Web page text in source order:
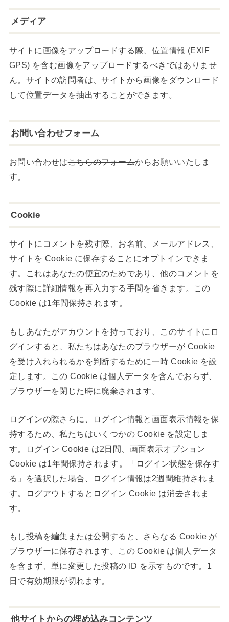
メディア
サイトに画像をアップロードする際、位置情報 (EXIF
GPS) を含む画像をアップロードするべきではありませ
ん。サイトの訪問者は、サイトから画像をダウンロード
して位置データを抽出することができます。
お問い合わせフォーム
お問い合わせはこちらのフォームからお願いいたしま
す。
Cookie
サイトにコメントを残す際、お名前、メールアドレス、
サイトを Cookie に保存することにオプトインできま
す。これはあなたの便宜のためであり、他のコメントを
残す際に詳細情報を再入力する手間を省きます。この
Cookie は1年間保持されます。
もしあなたがアカウントを持っており、このサイトにロ
グインすると、私たちはあなたのブラウザーが Cookie
を受け入れられるかを判断するために一時 Cookie を設
定します。この Cookie は個人データを含んでおらず、
ブラウザーを閉じた時に廃棄されます。
ログインの際さらに、ログイン情報と画面表示情報を保
持するため、私たちはいくつかの Cookie を設定しま
す。ログイン Cookie は2日間、画面表示オプション
Cookie は1年間保持されます。「ログイン状態を保存す
る」を選択した場合、ログイン情報は2週間維持されま
す。ログアウトするとログイン Cookie は消去されま
す。
もし投稿を編集または公開すると、さらなる Cookie が
ブラウザーに保存されます。この Cookie は個人データ
を含まず、単に変更した投稿の ID を示すものです。1
日で有効期限が切れます。
他サイトからの埋め込みコンテンツ